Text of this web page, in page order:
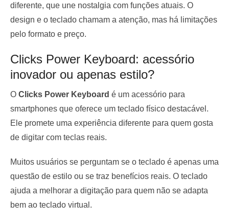
diferente, que une nostalgia com funções atuais. O
design e o teclado chamam a atenção, mas há limitações
pelo formato e preço.
Clicks Power Keyboard: acessório
inovador ou apenas estilo?
O Clicks Power Keyboard é um acessório para
smartphones que oferece um teclado físico destacável.
Ele promete uma experiência diferente para quem gosta
de digitar com teclas reais.
Muitos usuários se perguntam se o teclado é apenas uma
questão de estilo ou se traz benefícios reais. O teclado
ajuda a melhorar a digitação para quem não se adapta
bem ao teclado virtual.